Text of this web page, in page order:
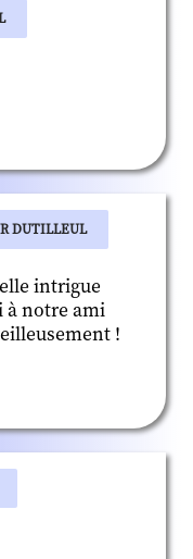
DUTILLEUL
intrigue
à notre ami
!